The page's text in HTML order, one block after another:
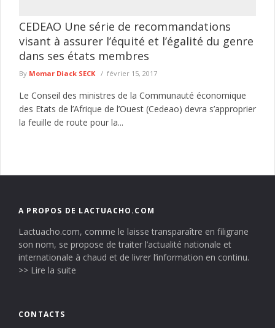
CEDEAO Une série de recommandations
visant à assurer l’équité et l’égalité du genre
dans ses états membres
By Momar Diack SECK février 15, 2017
Le Conseil des ministres de la Communauté économique
des Etats de l’Afrique de l’Ouest (Cedeao) devra s’approprier
la feuille de route pour la...
A PROPOS DE LACTUACHO.COM
Lactuacho.com, comme le laisse transparaître en filigrane
son nom, se propose de traiter l’actualité nationale et
internationale à chaud et de livrer l’information en continu.
>> Lire la suite
CONTACTS